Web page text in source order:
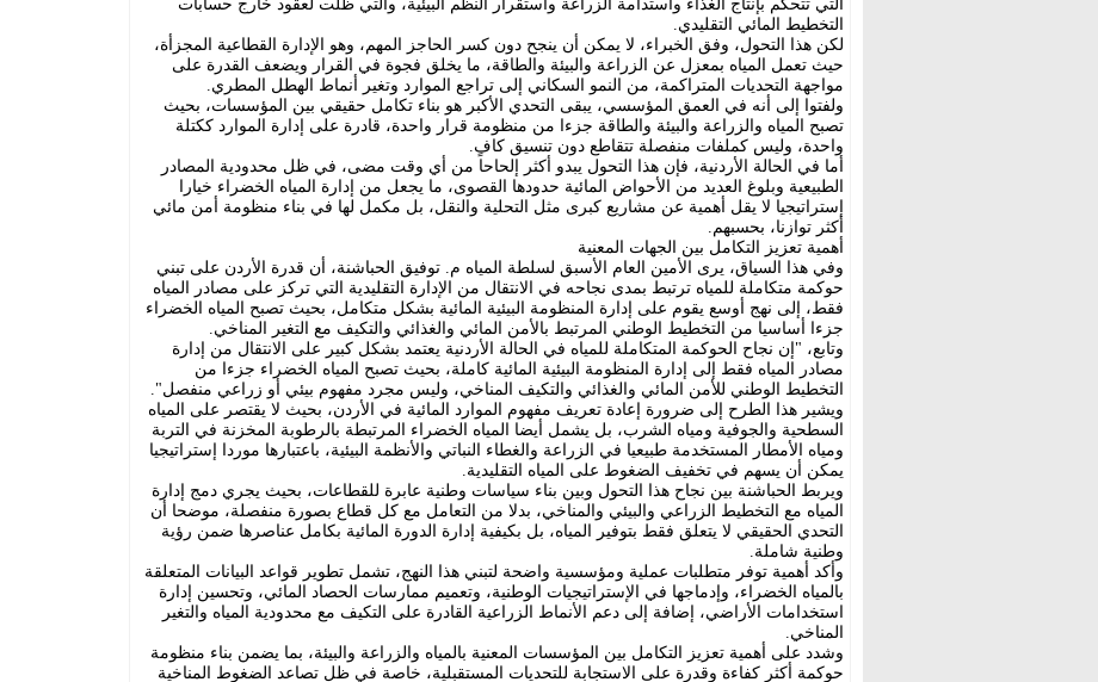
التخطيط المائي التقليدي.
لكن هذا التحول، وفق الخبراء، لا يمكن أن ينجح دون كسر الحاجز المهم، وهو الإدارة القطاعية المجزأة،
حيث تعمل المياه بمعزل عن الزراعة والبيئة والطاقة، ما يخلق فجوة في القرار ويضعف القدرة على
مواجهة التحديات المتراكمة، من النمو السكاني إلى تراجع الموارد وتغير أنماط الهطل المطري.
ولفتوا إلى أنه في العمق المؤسسي، يبقى التحدي الأكبر هو بناء تكامل حقيقي بين المؤسسات، بحيث
تصبح المياه والزراعة والبيئة والطاقة جزءا من منظومة قرار واحدة، قادرة على إدارة الموارد ككتلة
واحدة، وليس كملفات منفصلة تتقاطع دون تنسيق كافٍ.
أما في الحالة الأردنية، فإن هذا التحول يبدو أكثر إلحاحا من أي وقت مضى، في ظل محدودية المصادر
الطبيعية وبلوغ العديد من الأحواض المائية حدودها القصوى، ما يجعل من إدارة المياه الخضراء خيارا
إستراتيجيا لا يقل أهمية عن مشاريع كبرى مثل التحلية والنقل، بل مكمل لها في بناء منظومة أمن مائي
أكثر توازنا، بحسبهم.
أهمية تعزيز التكامل بين الجهات المعنية
وفي هذا السياق، يرى الأمين العام الأسبق لسلطة المياه م. توفيق الحباشنة، أن قدرة الأردن على تبني
حوكمة متكاملة للمياه ترتبط بمدى نجاحه في الانتقال من الإدارة التقليدية التي تركز على مصادر المياه
فقط، إلى نهج أوسع يقوم على إدارة المنظومة البيئية المائية بشكل متكامل، بحيث تصبح المياه الخضراء
جزءا أساسيا من التخطيط الوطني المرتبط بالأمن المائي والغذائي والتكيف مع التغير المناخي.
وتابع، "إن نجاح الحوكمة المتكاملة للمياه في الحالة الأردنية يعتمد بشكل كبير على الانتقال من إدارة
مصادر المياه فقط إلى إدارة المنظومة البيئية المائية كاملة، بحيث تصبح المياه الخضراء جزءا من
التخطيط الوطني للأمن المائي والغذائي والتكيف المناخي، وليس مجرد مفهوم بيئي أو زراعي منفصل".
ويشير هذا الطرح إلى ضرورة إعادة تعريف مفهوم الموارد المائية في الأردن، بحيث لا يقتصر على المياه
السطحية والجوفية ومياه الشرب، بل يشمل أيضا المياه الخضراء المرتبطة بالرطوبة المخزنة في التربة
ومياه الأمطار المستخدمة طبيعيا في الزراعة والغطاء النباتي والأنظمة البيئية، باعتبارها موردا إستراتيجيا
يمكن أن يسهم في تخفيف الضغوط على المياه التقليدية.
ويربط الحباشنة بين نجاح هذا التحول وبين بناء سياسات وطنية عابرة للقطاعات، بحيث يجري دمج إدارة
المياه مع التخطيط الزراعي والبيئي والمناخي، بدلا من التعامل مع كل قطاع بصورة منفصلة، موضحا أن
التحدي الحقيقي لا يتعلق فقط بتوفير المياه، بل بكيفية إدارة الدورة المائية بكامل عناصرها ضمن رؤية
وطنية شاملة.
وأكد أهمية توفر متطلبات عملية ومؤسسية واضحة لتبني هذا النهج، تشمل تطوير قواعد البيانات المتعلقة
بالمياه الخضراء، وإدماجها في الإستراتيجيات الوطنية، وتعميم ممارسات الحصاد المائي، وتحسين إدارة
استخدامات الأراضي، إضافة إلى دعم الأنماط الزراعية القادرة على التكيف مع محدودية المياه والتغير
المناخي.
وشدد على أهمية تعزيز التكامل بين المؤسسات المعنية بالمياه والزراعة والبيئة، بما يضمن بناء منظومة
حوكمة أكثر كفاءة وقدرة على الاستجابة للتحديات المستقبلية، خاصة في ظل تصاعد الضغوط المناخية